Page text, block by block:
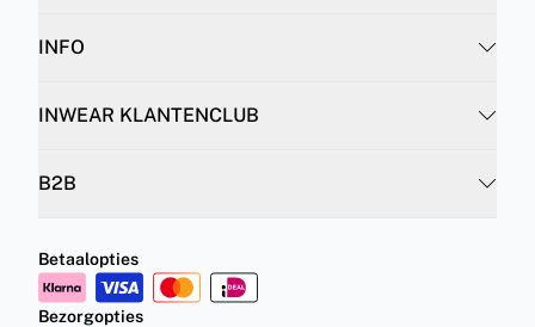
INFO
INWEAR KLANTENCLUB
B2B
Betaalopties
Bezorgopties